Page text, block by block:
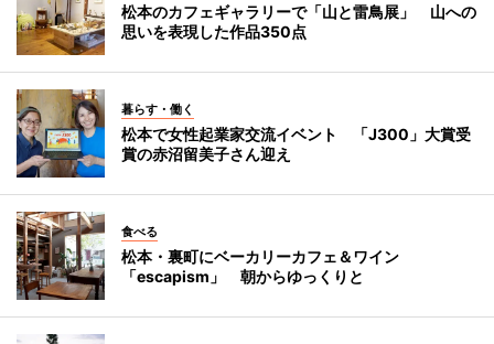
松本のカフェギャラリーで「山と雷鳥展」 山への
思いを表現した作品350点
暮らす・働く
松本で女性起業家交流イベント 「J300」大賞受
賞の赤沼留美子さん迎え
食べる
松本・裏町にベーカリーカフェ＆ワイン
「escapism」 朝からゆっくりと